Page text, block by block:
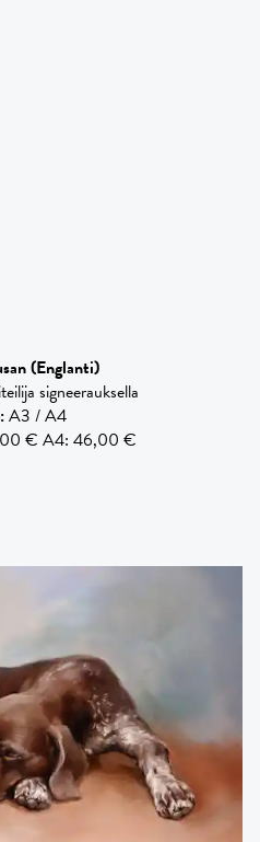
(Englanti)
signeerauksella
:A3 / A4
€ A4: 46,00 €